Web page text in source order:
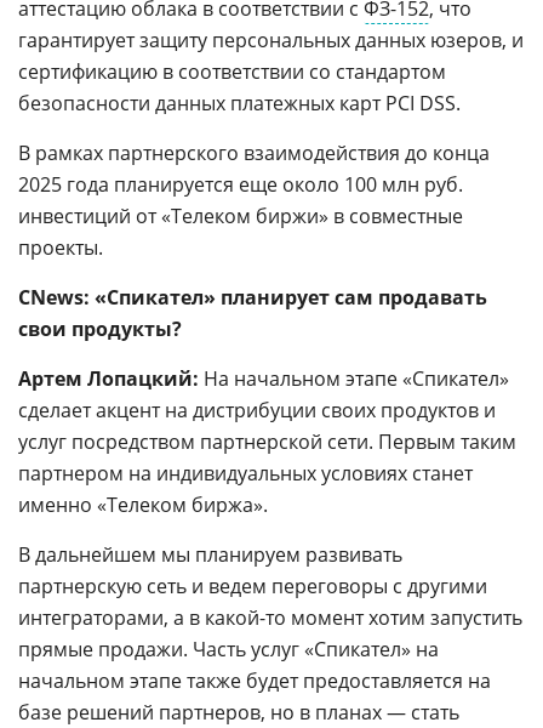
аттестацию облака в соответствии с ФЗ-152, что
гарантирует защиту персональных данных юзеров, и
сертификацию в соответствии со стандартом
безопасности данных платежных карт PCI DSS.
В рамках партнерского взаимодействия до конца
2025 года планируется еще около 100 млн руб.
инвестиций от «Телеком биржи» в совместные
проекты.
CNews: «Спикател» планирует сам продавать
свои продукты?
Артем Лопацкий: На начальном этапе «Спикател»
сделает акцент на дистрибуции своих продуктов и
услуг посредством партнерской сети. Первым таким
партнером на индивидуальных условиях станет
именно «Телеком биржа».
В дальнейшем мы планируем развивать
партнерскую сеть и ведем переговоры с другими
интеграторами, а в какой-то момент хотим запустить
прямые продажи. Часть услуг «Спикател» на
начальном этапе также будет предоставляется на
базе решений партнеров, но в планах — стать